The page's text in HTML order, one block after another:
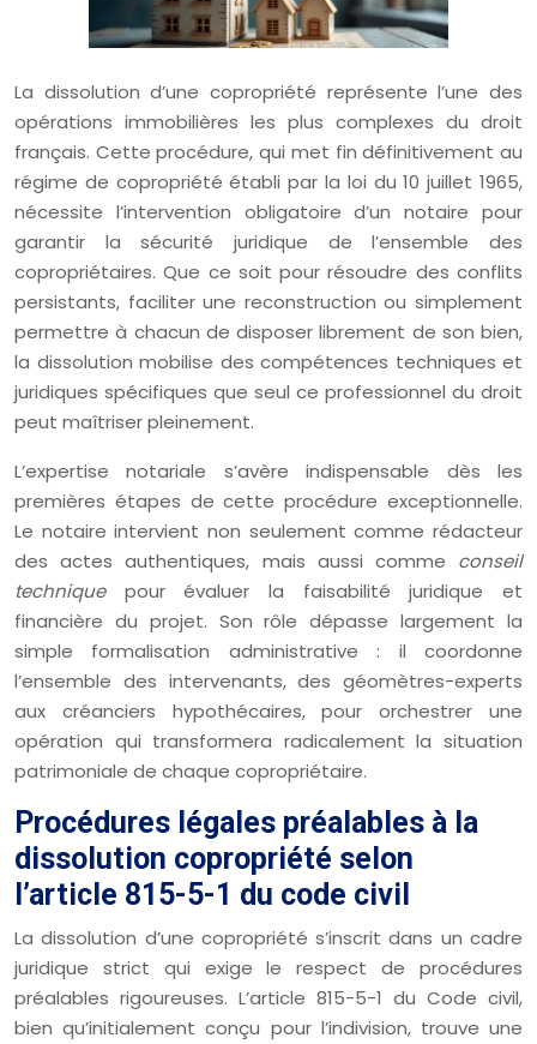
La dissolution d’une copropriété représente l’une des
opérations immobilières les plus complexes du droit
français. Cette procédure, qui met fin définitivement au
régime de copropriété établi par la loi du 10 juillet 1965,
nécessite l’intervention obligatoire d’un notaire pour
garantir la sécurité juridique de l’ensemble des
copropriétaires. Que ce soit pour résoudre des conflits
persistants, faciliter une reconstruction ou simplement
permettre à chacun de disposer librement de son bien,
la dissolution mobilise des compétences techniques et
juridiques spécifiques que seul ce professionnel du droit
peut maîtriser pleinement.
L’expertise notariale s’avère indispensable dès les
premières étapes de cette procédure exceptionnelle.
Le notaire intervient non seulement comme rédacteur
des actes authentiques, mais aussi comme conseil
technique pour évaluer la faisabilité juridique et
financière du projet. Son rôle dépasse largement la
simple formalisation administrative : il coordonne
l’ensemble des intervenants, des géomètres-experts
aux créanciers hypothécaires, pour orchestrer une
opération qui transformera radicalement la situation
patrimoniale de chaque copropriétaire.
Procédures légales préalables à la
dissolution copropriété selon
l’article 815-5-1 du code civil
La dissolution d’une copropriété s’inscrit dans un cadre
juridique strict qui exige le respect de procédures
préalables rigoureuses. L’article 815-5-1 du Code civil,
bien qu’initialement conçu pour l’indivision, trouve une